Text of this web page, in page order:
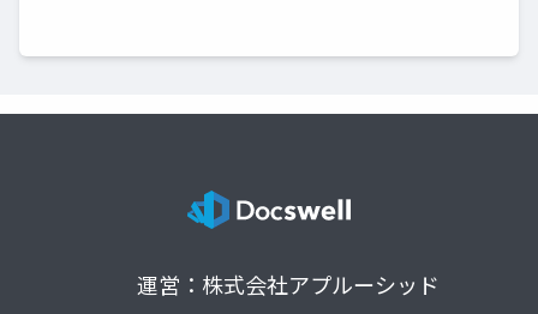
運営：株式会社アプルーシッド